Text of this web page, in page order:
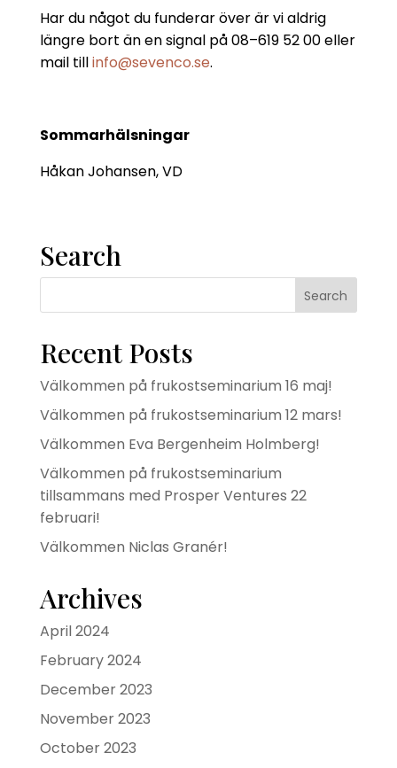
Har du något du funderar över är vi aldrig
längre bort än en signal på 08–619 52 00 eller
mail tillinfo@sevenco.se.
Sommarhälsningar
Håkan Johansen, VD
Search
Recent Posts
Välkommen på frukostseminarium 16 maj!
Välkommen på frukostseminarium 12 mars!
Välkommen Eva Bergenheim Holmberg!
Välkommen på frukostseminarium
tillsammans med Prosper Ventures 22
februari!
Välkommen Niclas Granér!
Archives
April 2024
February 2024
December 2023
November 2023
October 2023